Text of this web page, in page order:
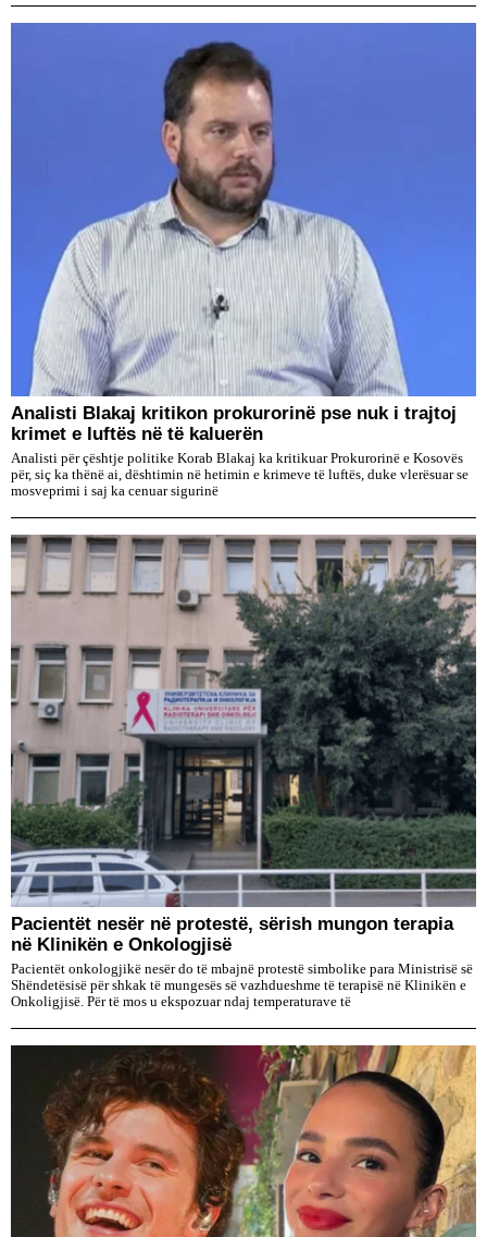
​Analisti Blakaj kritikon prokurorinë pse nuk i trajtoj
krimet e luftës në të kaluerën
Analisti për çështje politike Korab Blakaj ka kritikuar Prokurorinë e Kosovës
për, siç ka thënë ai, dështimin në hetimin e krimeve të luftës, duke vlerësuar se
mosveprimi i saj ka cenuar sigurinë
Pacientët nesër në protestë, sërish mungon terapia
në Klinikën e Onkologjisë
Pacientët onkologjikë nesër do të mbajnë protestë simbolike para Ministrisë së
Shëndetësisë për shkak të mungesës së vazhdueshme të terapisë në Klinikën e
Onkoligjisë. Për të mos u ekspozuar ndaj temperaturave të